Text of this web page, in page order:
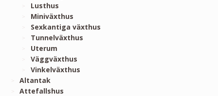
Lusthus
Miniväxthus
Sexkantiga växthus
Tunnelväxthus
Uterum
Väggväxthus
Vinkelväxthus
Altantak
Attefallshus